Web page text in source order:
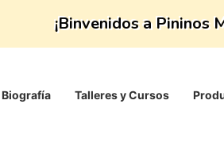
¡Binvenidos a Pininos
Biografía Talleres y Cursos